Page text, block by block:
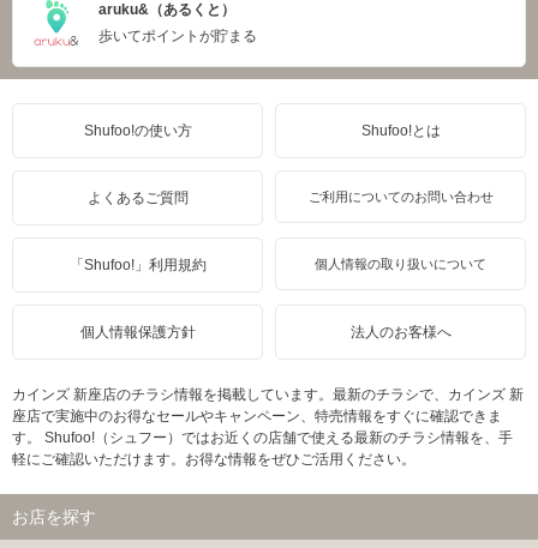
aruku&（あるくと）
歩いてポイントが貯まる
Shufoo!の使い方 Shufoo!とは
よくあるご質問 ご利用についてのお問い合わせ
「Shufoo!」利用規約 個人情報の取り扱いについて
個人情報保護方針 法人のお客様へ
カインズ 新座店のチラシ情報を掲載しています。最新のチラシで、カインズ 新
座店で実施中のお得なセールやキャンペーン、特売情報をすぐに確認できま
す。 Shufoo!（シュフー）ではお近くの店舗で使える最新のチラシ情報を、手
軽にご確認いただけます。お得な情報をぜひご活用ください。
お店を探す